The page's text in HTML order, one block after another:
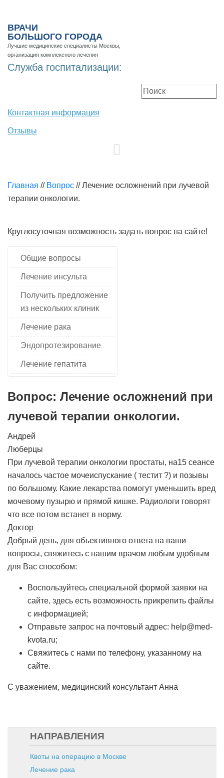
ВРАЧИ
БОЛЬШОГО ГОРОДА
Лучшие медицинские специалисты Москвы,
организация комплексного лечения
Служба госпитализации:
Контактная информация
Отзывы
Главная // Вопрос // Лечение осложнений при лучевой
терапии онкологии.
Круглосуточная возможность задать вопрос на сайте!
Общие вопросы
Лечение инсульта
Получить предложение
из нескольких клиник
Лечение рака
Эндопротезирование
Лечение гепатита
Вопрос: Лечение осложнений при
лучевой терапии онкологии.
Андрей
Люберцы
При лучевой терапии онкологии простаты, на15 сеансе
началось частое мочеиспускание ( тестит ?) и позывы
по большому. Какие лекарства помогут уменьшить вред
мочевому пузырю и прямой кишке. Радиологи говорят
что все потом встанет в норму.
Доктор
Добрый день, для объективного ответа на ваши
вопросы, свяжитесь с нашим врачом любым удобным
для Вас способом:
Воспользуйтесь специальной формой заявки на
сайте, здесь есть возможность прикрепить файлы
с информацией;
Отправьте запрос на почтовый адрес: help@med-
kvota.ru;
Свяжитесь с нами по телефону, указанному на
сайте.
С уважением, медицинский консультант Анна
НАПРАВЛЕНИЯ
Квоты на операцию в Москве
Лечение рака